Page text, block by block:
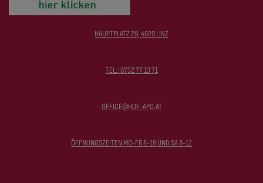
HAUPTPLATZ 29, 4020 LINZ
TEL.: 0732 77 13 71
OFFICE@HOF-APO.AT
ÖFFNUNGSZEITEN MO-FR 8-18 UND SA 8-12